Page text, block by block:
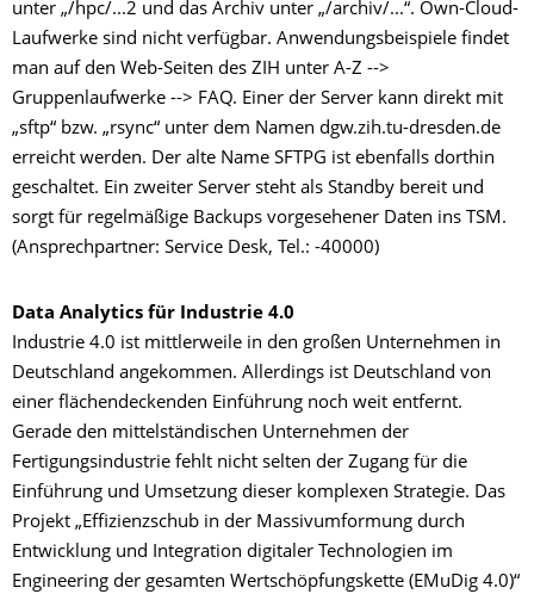
unter „/hpc/...2 und das Archiv unter „/archiv/...“. Own-Cloud-
Laufwerke sind nicht verfügbar. Anwendungsbeispiele findet
man auf den Web-Seiten des ZIH unter A-Z -->
Gruppenlaufwerke --> FAQ. Einer der Server kann direkt mit
„sftp“ bzw. „rsync“ unter dem Namen dgw.zih.tu-dresden.de
erreicht werden. Der alte Name SFTPG ist ebenfalls dorthin
geschaltet. Ein zweiter Server steht als Standby bereit und
sorgt für regelmäßige Backups vorgesehener Daten ins TSM.
(Ansprechpartner: Service Desk, Tel.: -40000)
Data Analytics für Industrie 4.0
Industrie 4.0 ist mittlerweile in den großen Unternehmen in
Deutschland angekommen. Allerdings ist Deutschland von
einer flächendeckenden Einführung noch weit entfernt.
Gerade den mittelständischen Unternehmen der
Fertigungsindustrie fehlt nicht selten der Zugang für die
Einführung und Umsetzung dieser komplexen Strategie. Das
Projekt „Effizienzschub in der Massivumformung durch
Entwicklung und Integration digitaler Technologien im
Engineering der gesamten Wertschöpfungskette (EMuDig 4.0)“